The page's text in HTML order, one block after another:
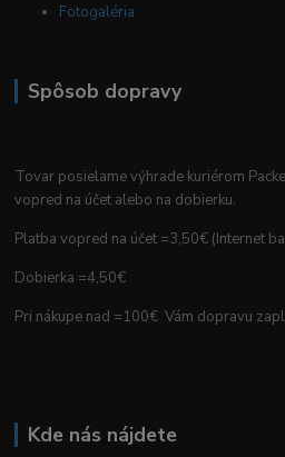
Fotogaléria
Spôsob dopravy
Tovar posielame výhrade kuriérom
vopred na účet alebo na dobierku.
Platba vopred na účet =3,50€ (Internet
Dobierka =4,50€
Pri nákupe nad =100€ Vám dopravu
Kde nás nájdete